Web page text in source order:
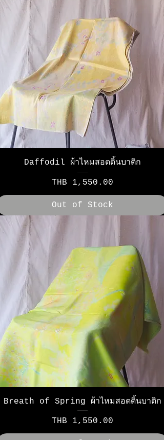
Daffodil ผ้าไหมสอดดิ้นบาติก
Price
THB 1,550.00
Out of Stock
Breath of Spring ผ้าไหมสอดดิ้นบาติก
Price
THB 1,550.00